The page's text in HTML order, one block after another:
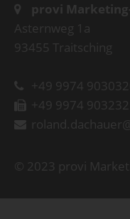
provi
Asternweg 1a
93455 Traitsching
+49 9974
+49 9974 9032321
© 2023 provi